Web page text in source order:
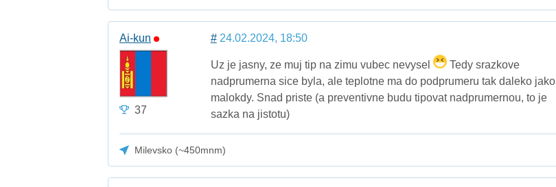
Ai-kun
37
#24.02.2024, 18:50
Uz je jasny, ze muj tip na zimu vubec nevysel
Tedy srazkove
nadprumerna sice byla, ale teplotne ma do podprumeru tak daleko jako
malokdy. Snad priste (a preventivne budu tipovat nadprumernou, to je
sazka na jistotu)
Milevsko (~450mnm)